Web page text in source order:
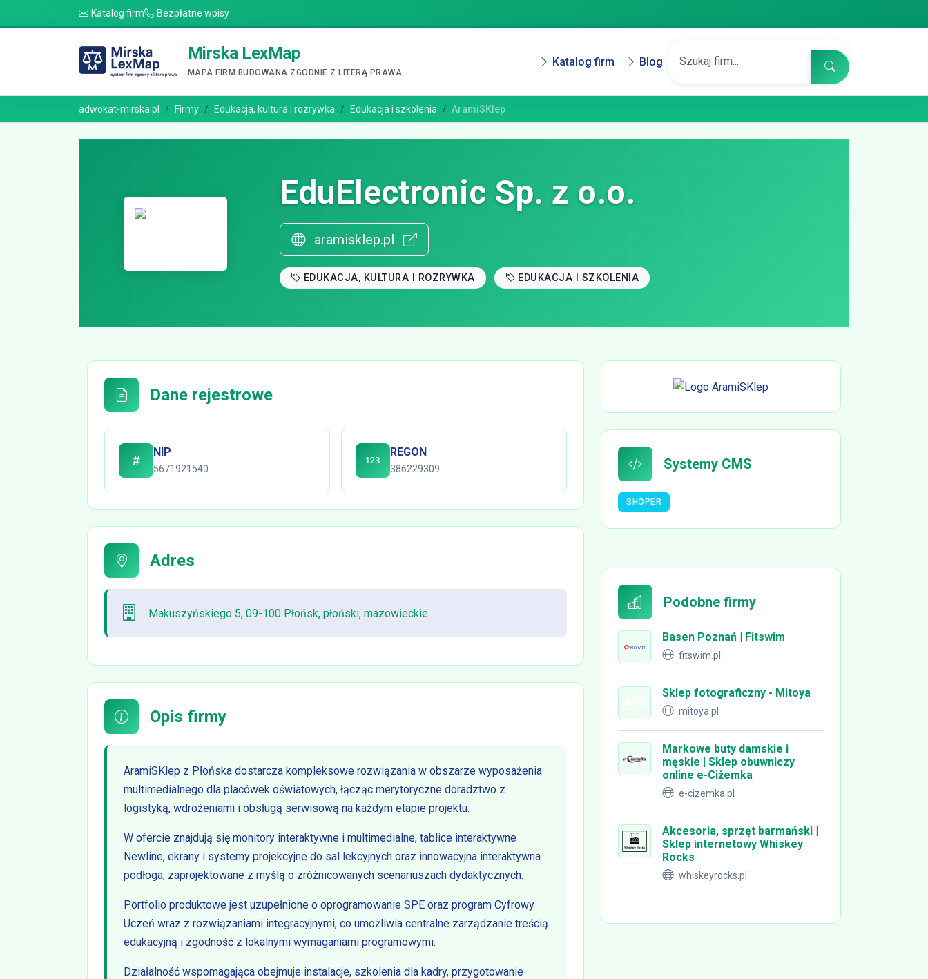
Katalog firm Bezpłatne wpisy
Mirska LexMap
MAPA FIRM BUDOWANA ZGODNIE Z LITERĄ PRAWA
Katalog firm Blog
adwokat-mirska.pl Firmy Edukacja, kultura i rozrywka Edukacja i szkolenia AramiSKlep
EduElectronic Sp. z o.o.
aramisklep.pl
EDUKACJA, KULTURA I ROZRYWKA EDUKACJA I SZKOLENIA
Dane rejestrowe
NIP
5671921540
REGON
386229309
Adres
Makuszyńskiego 5, 09-100 Płońsk, płoński, mazowieckie
Opis firmy
AramiSKlep z Płońska dostarcza kompleksowe rozwiązania w obszarze wyposażenia
multimedialnego dla placówek oświatowych, łącząc merytoryczne doradztwo z
logistyką, wdrożeniami i obsługą serwisową na każdym etapie projektu.
W ofercie znajdują się monitory interaktywne i multimedialne, tablice interaktywne
Newline, ekrany i systemy projekcyjne do sal lekcyjnych oraz innowacyjna interaktywna
podłoga, zaprojektowane z myślą o zróżnicowanych scenariuszach dydaktycznych.
Portfolio produktowe jest uzupełnione o oprogramowanie SPE oraz program Cyfrowy
Uczeń wraz z rozwiązaniami integracyjnymi, co umożliwia centralne zarządzanie treścią
edukacyjną i zgodność z lokalnymi wymaganiami programowymi.
Działalność wspomagająca obejmuje instalacje, szkolenia dla kadry, przygotowanie
Systemy CMS
SHOPER
Podobne firmy
Basen Poznań | Fitswim
fitswim.pl
Sklep fotograficzny - Mitoya
mitoya.pl
Markowe buty damskie i
męskie | Sklep obuwniczy
online e-Ciżemka
e-cizemka.pl
Akcesoria, sprzęt barmański |
Sklep internetowy Whiskey
Rocks
whiskeyrocks.pl